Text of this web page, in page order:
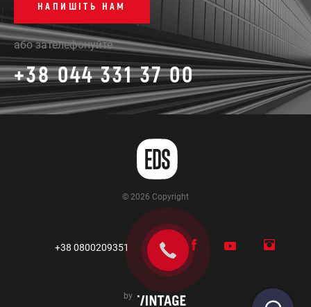
НАПИШІТЬ НАМ
або зателефонуйте
+38 044 331 37 00
© 2026 Copyright
+38 0800209351
by